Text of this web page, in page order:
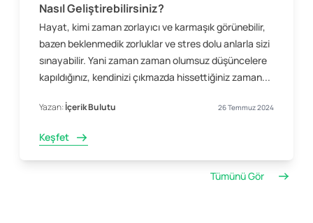
Nasıl Geliştirebilirsiniz?
Hayat, kimi zaman zorlayıcı ve karmaşık görünebilir,
bazen beklenmedik zorluklar ve stres dolu anlarla sizi
sınayabilir. Yani zaman zaman olumsuz düşüncelere
kapıldığınız, kendinizi çıkmazda hissettiğiniz zaman...
Yazan:İçerik Bulutu 26 Temmuz 2024
Keşfet
Tümünü Gör